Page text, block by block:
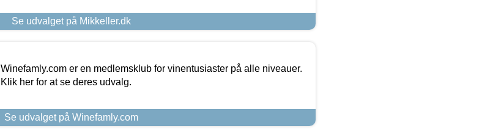
Se udvalget på Mikkeller.dk
Winefamly.com er en medlemsklub for vinentusiaster på alle niveauer.
Klik her for at se deres udvalg.
Se udvalget på Winefamly.com